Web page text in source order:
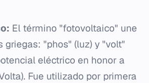
El término "fotovoltaico" une
griegas: "phos" (luz) y "volt"
eléctrico en honor a
Fue utilizado por primera